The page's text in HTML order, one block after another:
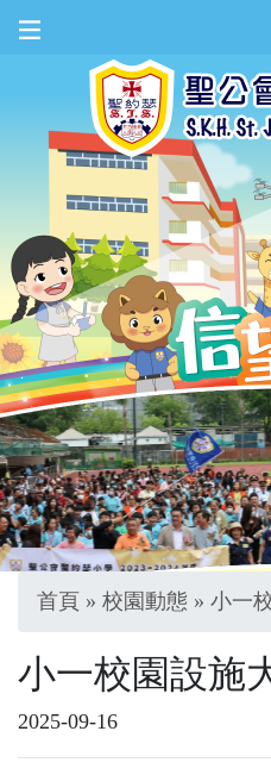
首頁 » 校園動態 » 小一
小一校園設施
2025-09-16